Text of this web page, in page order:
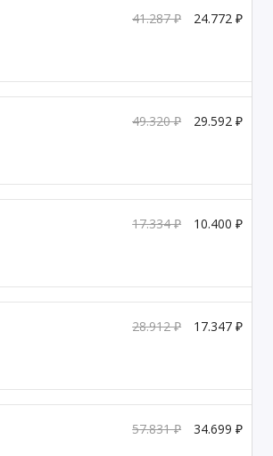
41.287 ₽ 24.772 ₽
49.320 ₽ 29.592 ₽
17.334 ₽ 10.400 ₽
28.912 ₽ 17.347 ₽
57.831 ₽ 34.699 ₽